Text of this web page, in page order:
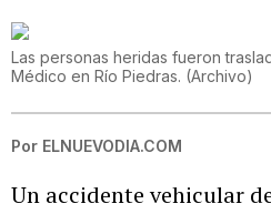
Las personas heridas fueron
Médico en Río Piedras. (Archivo)
Por ELNUEVODIA.COM
Un accidente vehicular